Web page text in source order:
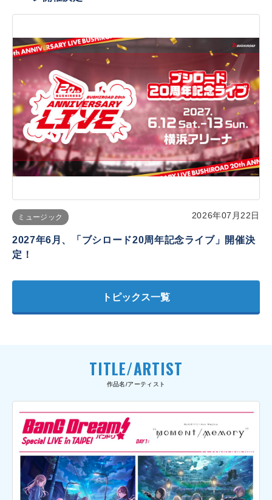
ミュージック 2026年07月22日
2027年6月、「ブシロード20周年記念ライブ」開催決
定！
トピックス一覧
TITLE/ARTIST
作品名/アーティスト